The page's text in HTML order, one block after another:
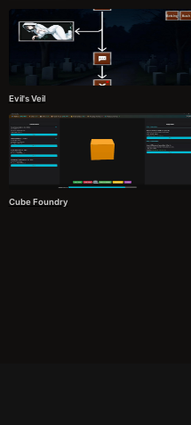
Evil's Veil
Cube Foundry